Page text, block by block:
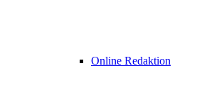
Online Redaktion